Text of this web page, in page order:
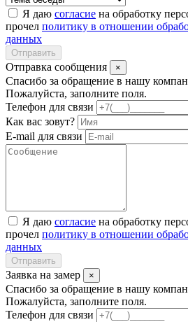
Я даю согласие на обработку
прочел политику в отношении
данных
Отправить
Отправка сообщения ×
Спасибо за обращение в нашу
Пожалуйста, заполните поля.
Телефон для связи
Как вас зовут?
E-mail для связи
Я даю согласие на обработку
прочел политику в отношении
данных
Отправить
Заявка на замер ×
Спасибо за обращение в нашу
Пожалуйста, заполните поля.
Телефон для связи